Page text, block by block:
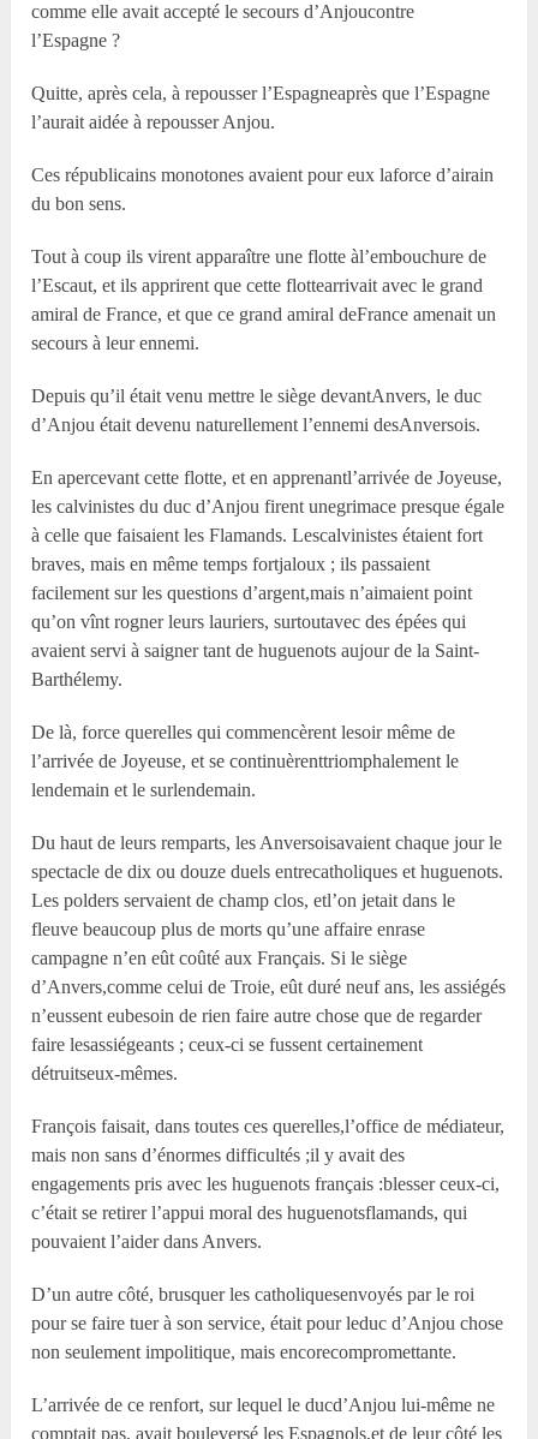
comme elle avait accepté le secours d’Anjoucontre
l’Espagne ?
Quitte, après cela, à repousser l’Espagneaprès que l’Espagne
l’aurait aidée à repousser Anjou.
Ces républicains monotones avaient pour eux laforce d’airain
du bon sens.
Tout à coup ils virent apparaître une flotte àl’embouchure de
l’Escaut, et ils apprirent que cette flottearrivait avec le grand
amiral de France, et que ce grand amiral deFrance amenait un
secours à leur ennemi.
Depuis qu’il était venu mettre le siège devantAnvers, le duc
d’Anjou était devenu naturellement l’ennemi desAnversois.
En apercevant cette flotte, et en apprenantl’arrivée de Joyeuse,
les calvinistes du duc d’Anjou firent unegrimace presque égale
à celle que faisaient les Flamands. Lescalvinistes étaient fort
braves, mais en même temps fortjaloux ; ils passaient
facilement sur les questions d’argent,mais n’aimaient point
qu’on vînt rogner leurs lauriers, surtoutavec des épées qui
avaient servi à saigner tant de huguenots aujour de la Saint-
Barthélemy.
De là, force querelles qui commencèrent lesoir même de
l’arrivée de Joyeuse, et se continuèrenttriomphalement le
lendemain et le surlendemain.
Du haut de leurs remparts, les Anversoisavaient chaque jour le
spectacle de dix ou douze duels entrecatholiques et huguenots.
Les polders servaient de champ clos, etl’on jetait dans le
fleuve beaucoup plus de morts qu’une affaire enrase
campagne n’en eût coûté aux Français. Si le siège
d’Anvers,comme celui de Troie, eût duré neuf ans, les assiégés
n’eussent eubesoin de rien faire autre chose que de regarder
faire lesassiégeants ; ceux-ci se fussent certainement
détruitseux-mêmes.
François faisait, dans toutes ces querelles,l’office de médiateur,
mais non sans d’énormes difficultés ;il y avait des
engagements pris avec les huguenots français :blesser ceux-ci,
c’était se retirer l’appui moral des huguenotsflamands, qui
pouvaient l’aider dans Anvers.
D’un autre côté, brusquer les catholiquesenvoyés par le roi
pour se faire tuer à son service, était pour leduc d’Anjou chose
non seulement impolitique, mais encorecompromettante.
L’arrivée de ce renfort, sur lequel le ducd’Anjou lui-même ne
comptait pas, avait bouleversé les Espagnols,et de leur côté les